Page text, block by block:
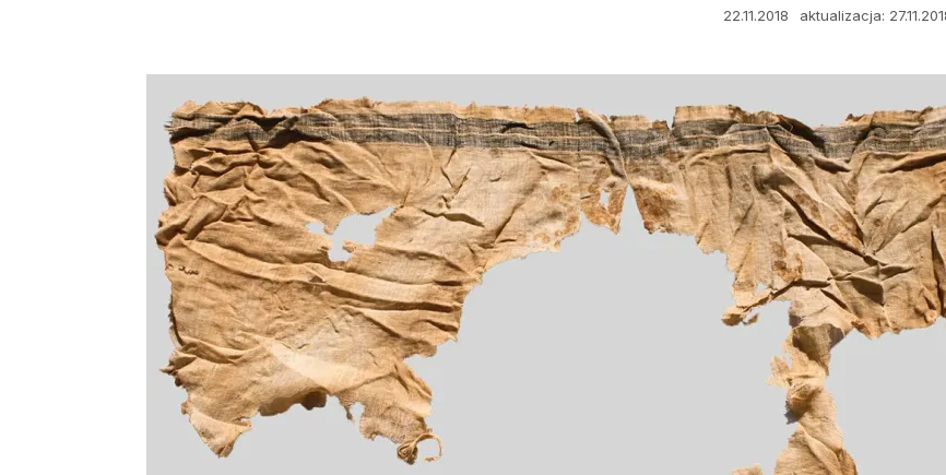
22.11.2018 aktualizacja: